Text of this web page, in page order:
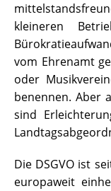
kleineren
vom Ehrenamt
oder
benennen. Aber
sind
Die DSGVO ist
europaweit